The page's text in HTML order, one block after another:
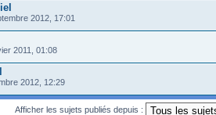
2012, 17:01
2011, 01:08
2012, 12:29
Afficher les sujets publiés depuis :